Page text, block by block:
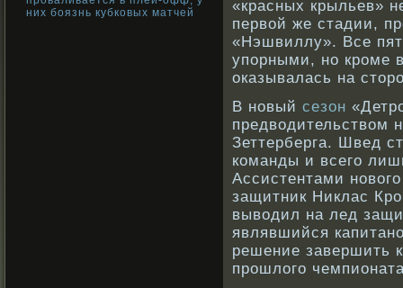
них боязнь кубковых матчей
«красных крыльев»
первой же стадии,
«Нэшвиллу». Все
упорными, но кроме
оказывалась на
В новый сезон
предводительством
Зеттерберга. Швед
команды и всего
Ассистентами
защитник Никлас
выводил на лед
являвшийся
решение завершить
прошлого